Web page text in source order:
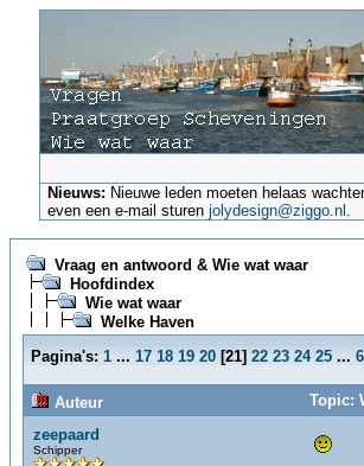
Nieuws: Nieuwe leden moeten helaas
even een e-mail sturenjolydesign@ziggo.nl .
Vraag en antwoord & Wie wat waar
Hoofdindex
Wie wat waar
Welke Haven
Pagina's: 1 ... 17 18 19 20 [21] 22 23 24 25 ...
Auteur
Topic:
zeepaard
Schipper